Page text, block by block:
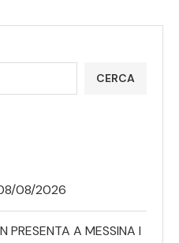
CERCA
08/2026
PRESENTA A MESSINA I